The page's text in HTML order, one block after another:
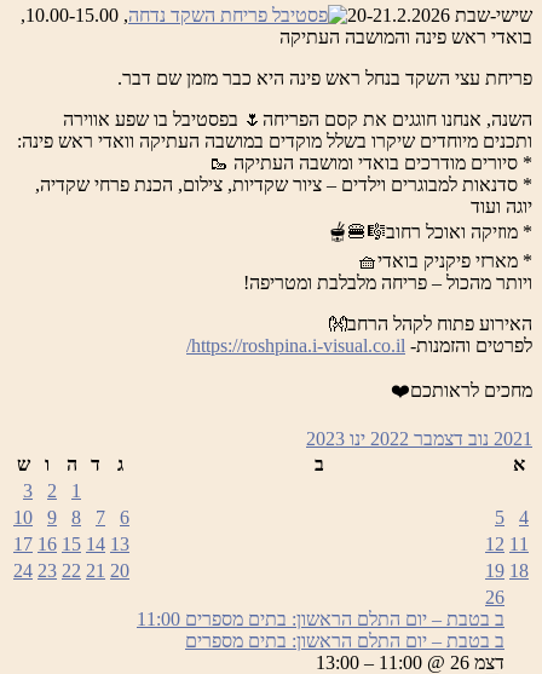
שישי-שבת 20-21.2.2026
, 10.00-15.00,
בואדי ראש פינה והמושבה העתיקה
פריחת עצי השקד בנחל ראש פינה היא כבר מזמן שם דבר.
השנה, אנחנו חוגגים את קסם הפריחה🌷 בפסטיבל בו שפע אווירה
ותכנים מיוחדים שיקרו בשלל מוקדים במושבה העתיקה וואדי ראש פינה:
* סיורים מודרכים בואדי ומושבה העתיקה 🥾
* סדנאות למבוגרים וילדים – ציור שקדיות, צילום, הכנת פרחי שקדיה,
יוגה ועוד
* מוזיקה ואוכל רחוב🎼🍔🫕
* מארזי פיקניק בואדי🧺
ויותר מהכול – פריחה מלבלבת ומטריפה!
האירוע פתוח לקהל הרחב👐
לפרטים והזמנות- https://roshpina.i-visual.co.il/
מחכים לראותכם❤️
2021 נוב דצמבר 2022 ינו 2023
א
ב ג ד ה ו
ש
1
2
3
4
5
6
7
8
9
10
11
12
13
14
15
16
17
18
19
20
21
22
23
24
26
ב בטבת – יום התלם הראשון: בתים מספרים 11:00
ב בטבת – יום התלם הראשון: בתים מספרים
דצמ 26 @ 11:00 – 13:00